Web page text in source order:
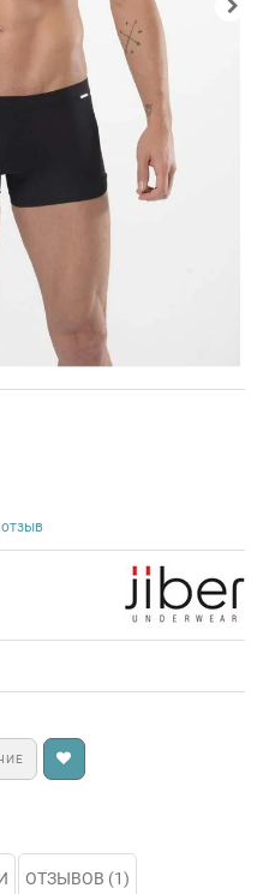
ОТЗЫВОВ (1)